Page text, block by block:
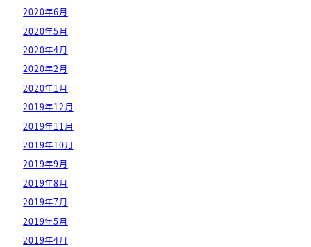
2020年6月
2020年5月
2020年4月
2020年2月
2020年1月
2019年12月
2019年11月
2019年10月
2019年9月
2019年8月
2019年7月
2019年5月
2019年4月